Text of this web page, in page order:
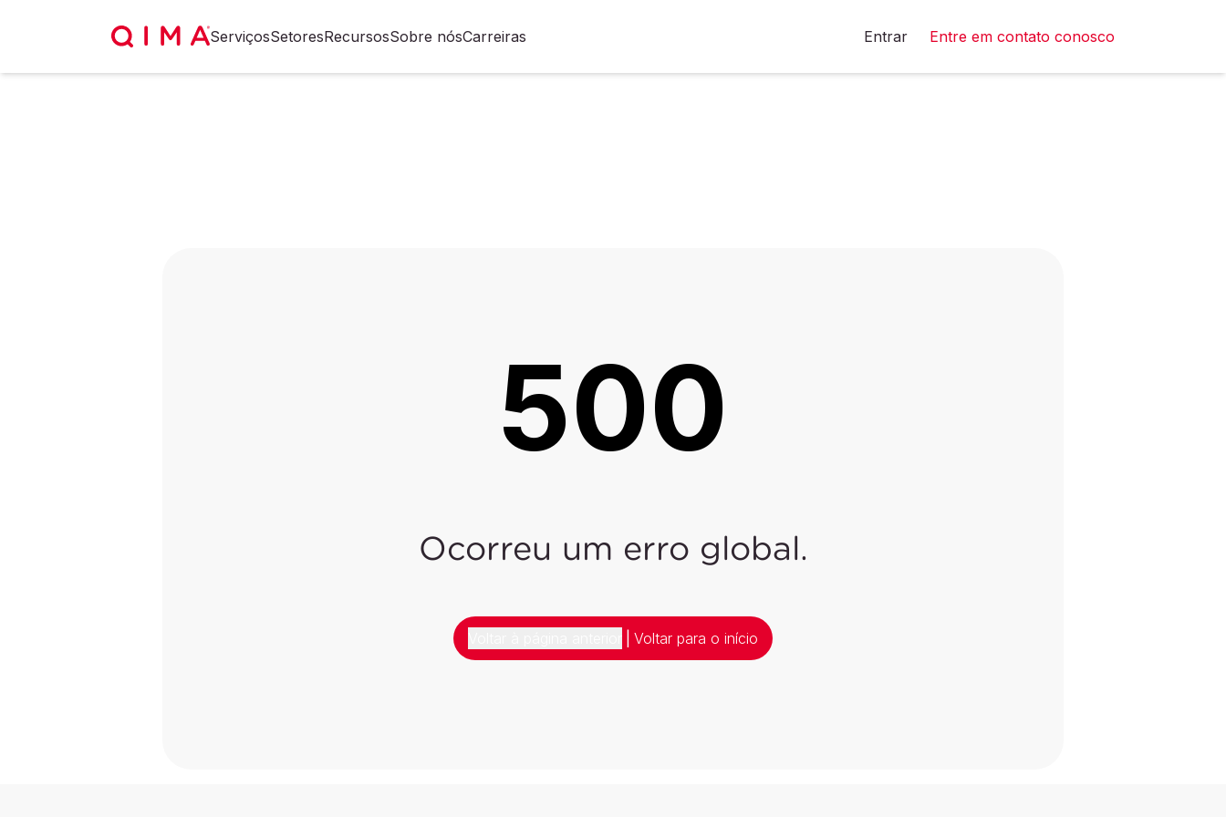
ServiçosSetoresRecursosSobre nósCarreiras Entrar Entre em contato conosco
500
Ocorreu um erro global.
Voltar para o início